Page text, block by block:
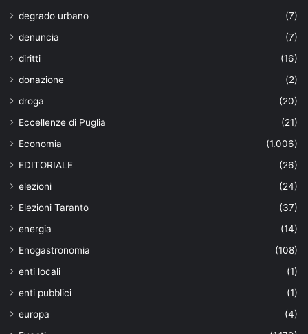
degrado urbano
(7)
denuncia
(7)
diritti
(16)
donazione
(2)
droga
(20)
Eccellenze di Puglia
(21)
Economia
(1.006)
EDITORIALE
(26)
elezioni
(24)
Elezioni Taranto
(37)
energia
(14)
Enogastronomia
(108)
enti locali
(1)
enti pubblici
(1)
europa
(4)